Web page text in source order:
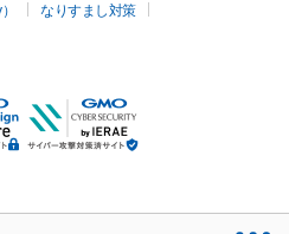
なりすまし対策